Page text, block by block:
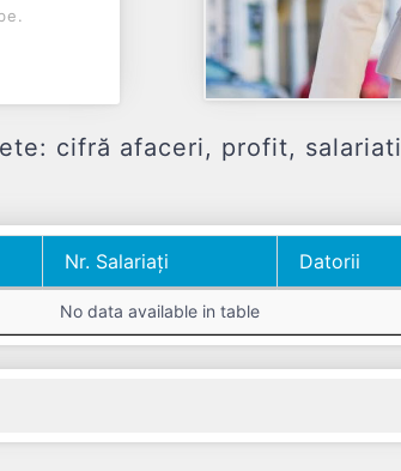
cifră afaceri, profit, salariati
Nr. Salariați Datorii
Nr. Salariați
No data available in table